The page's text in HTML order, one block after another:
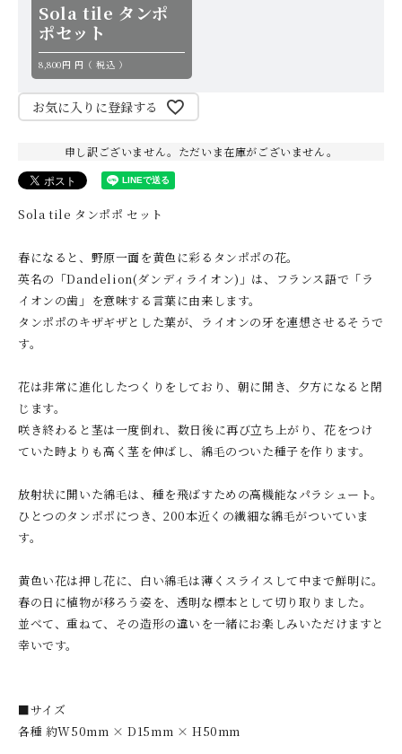
Sola tile タンポ
ポセット
8,800円 税込
お気に入りに登録する
申し訳ございません。ただいま在庫がございません。
Sola tile タンポポ セット
春になると、野原一面を黄色に彩るタンポポの花。
英名の「Dandelion(ダンディライオン)」は、フランス語で「ラ
イオンの歯」を意味する言葉に由来します。
タンポポのキザギザとした葉が、ライオンの牙を連想させるそうで
す。
花は非常に進化したつくりをしており、朝に開き、夕方になると閉
じます。
咲き終わると茎は一度倒れ、数日後に再び立ち上がり、花をつけ
ていた時よりも高く茎を伸ばし、綿毛のついた種子を作ります。
放射状に開いた綿毛は、種を飛ばすための高機能なパラシュート。
ひとつのタンポポにつき、200本近くの繊細な綿毛がついていま
す。
黄色い花は押し花に、白い綿毛は薄くスライスして中まで鮮明に。
春の日に植物が移ろう姿を、透明な標本として切り取りました。
並べて、重ねて、その造形の違いを一緒にお楽しみいただけますと
幸いです。
■サイズ
各種 約W50mm × D15mm × H50mm